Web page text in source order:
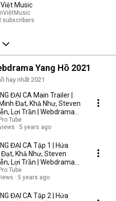
Music
subscribers
Yang Hồ 2021
hay nhất 2021
ĐẠI CA Main Trailer |
Đạt, Khả Như, Steven
Lợi Trần | Webdrama
2021
Tube
5 years ago
ĐẠI CA Tập 1 | Hứa
Khả Như, Steven
Lợi Trần | Webdrama
2021
Tube
5 years ago
ĐẠI CA Tập 2 | Hứa